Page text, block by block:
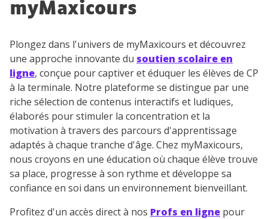
myMaxicours
Plongez dans l'univers de myMaxicours et découvrez
une approche innovante du soutien scolaire en
ligne, conçue pour captiver et éduquer les élèves de CP
à la terminale. Notre plateforme se distingue par une
riche sélection de contenus interactifs et ludiques,
élaborés pour stimuler la concentration et la
motivation à travers des parcours d'apprentissage
adaptés à chaque tranche d'âge. Chez myMaxicours,
nous croyons en une éducation où chaque élève trouve
sa place, progresse à son rythme et développe sa
confiance en soi dans un environnement bienveillant.
Profitez d'un accès direct à nos Profs en ligne pour